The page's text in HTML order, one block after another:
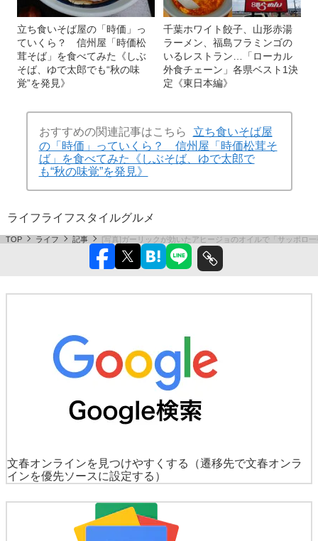
立ち食いそば屋の「時価」っ
ていくら？ 信州屋「時価松
茸そば」を食べてみた《しぶ
そば、ゆで太郎でも“秋の味
覚”を発見》
千葉ホワイト餃子、山形赤湯
ラーメン、福島フラミンゴの
いるレストラン…「ローカル
外食チェーン」各県ベスト1決
定《東日本編》
おすすめの関連記事はこちら
立ち食いそば屋
の「時価」っていくら？ 信州屋「時価松茸そ
ば」を食べてみた《しぶそば、ゆで太郎で
も“秋の味覚”を発見》
ライフライフスタイルグルメ
TOP ライフ 記事 [写真]ガーリックが効いたアヒージョのオイルで「サッポロ
文春オンラインを見つけやすくする
（遷移先で文春オンラ
インを優先ソースに設定する）